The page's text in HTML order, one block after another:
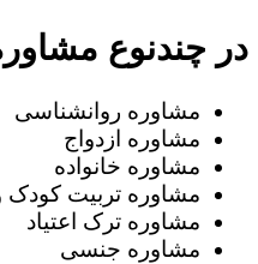
در چندنوع
مشاوره روانشناسی
مشاوره ازدواج
مشاوره خانواده
مشاوره تربیت کودک
مشاوره ترک اعتیاد
مشاوره جنسی